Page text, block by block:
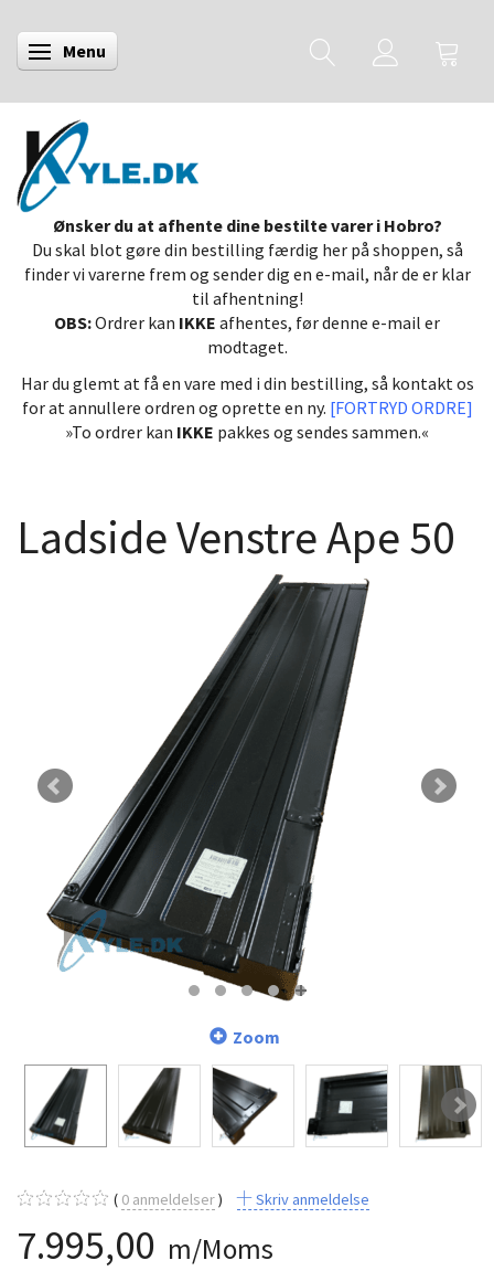
Skifte navigation
Menu
Ønsker du at afhente dine bestilte varer i Hobro?
Du skal blot gøre din bestilling færdig her på shoppen, så
finder vi varerne frem og sender dig en e-mail, når de er klar
til afhentning!
OBS:Ordrer kan IKKE afhentes, før denne e-mail er
modtaget.
Har du glemt at få en vare med i din bestilling, så kontakt os
for at annullere ordren og oprette en ny. [FORTRYD ORDRE]
»To ordrer kan IKKE pakkes og sendes sammen.«
Ladside Venstre Ape 50
Zoom
0 anmeldelser Skriv anmeldelse
7.995,00 m/Moms